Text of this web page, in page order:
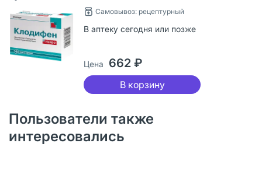
Самовывоз: рецептурный
В аптеку сегодня или позже
Цена 662 ₽
В корзину
Пользователи также
интересовались